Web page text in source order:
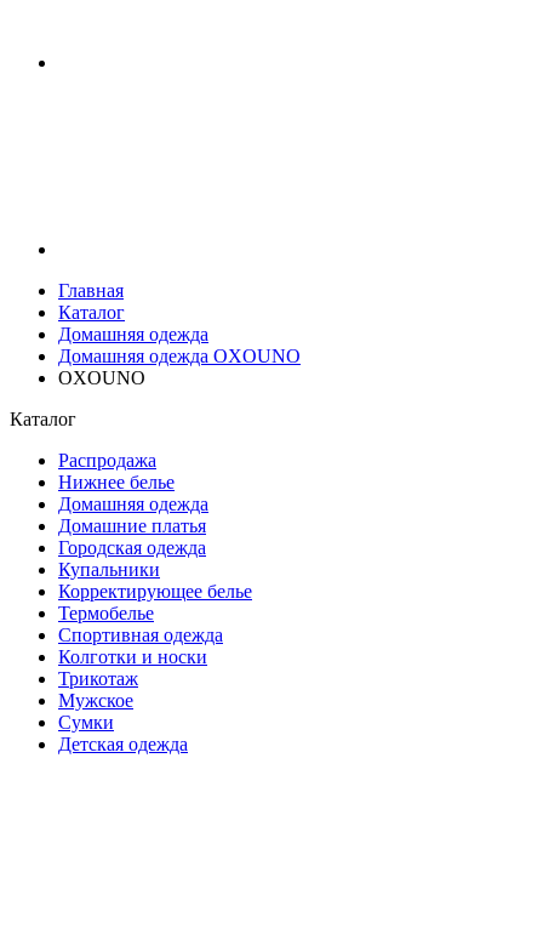
Главная
Каталог
Домашняя одежда
Домашняя одежда OXOUNO
OXOUNO
Каталог
Распродажа
Нижнее белье
Домашняя одежда
Домашние платья
Городская одежда
Купальники
Корректирующее белье
Термобелье
Спортивная одежда
Колготки и носки
Трикотаж
Мужское
Сумки
Детская одежда